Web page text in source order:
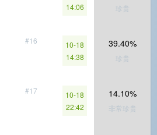
14:06
珍贵
#16
10-18
14:38
39.40%
珍贵
#17
10-18
22:42
14.10%
非常珍贵